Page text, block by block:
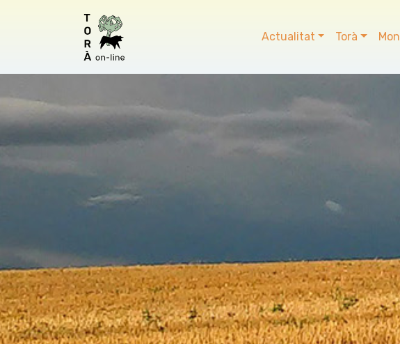
Actualitat Torà